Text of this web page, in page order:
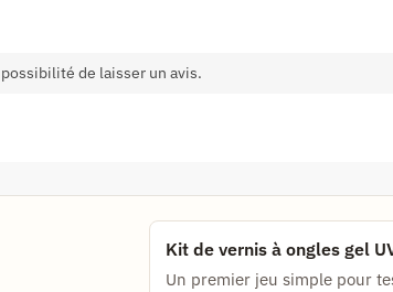
de laisser un avis.
Kit de vernis à ongles gel
Un premier jeu simple pour